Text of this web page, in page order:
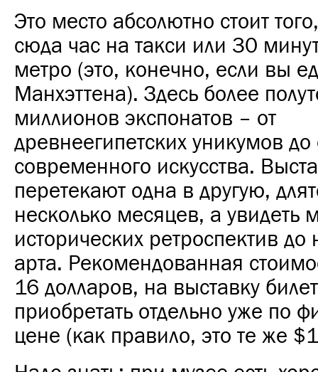
Это место абсолютно стоит
сюда час на такси или 30
метро (это, конечно, если вы
Манхэттена). Здесь более
миллионов экспонатов – от
древнеегипетских уникумов
современного искусства.
перетекают одна в другую,
несколько месяцев, а увидеть
исторических ретроспектив
арта. Рекомендованная
16 долларов, на выставку
приобретать отдельно уже по
цене (как правило, это те же